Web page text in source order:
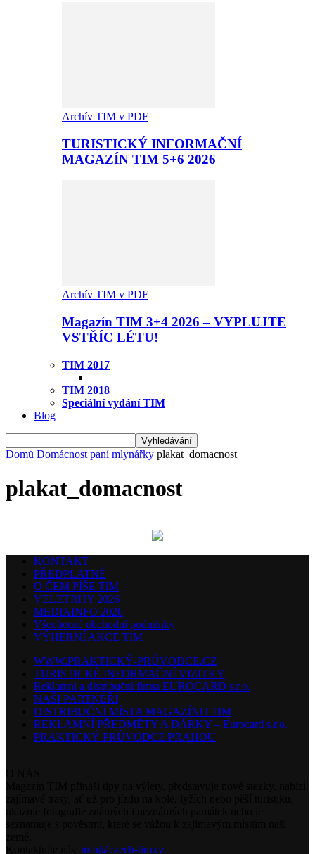
Archív TIM v PDF
TURISTICKÝ INFORMAČNÍ
MAGAZÍN TIM 5+6 2026
Archív TIM v PDF
Magazín TIM 3+4 2026 – VYPLUJTE
VSTŘÍC LÉTU!
TIM 2017
TIM 2018
Speciální vydání TIM
Blog
Domů Domácnost paní mlynářky plakat_domacnost
plakat_domacnost
KONTAKT
PŘEDPLATNÉ
O ČEM PÍŠE TIM
VELETRHY 2026
MEDIAINFO 2026
Všeobecné obchodní podmínky
VÝHERNÍ AKCE TIM
WWW.PRAKTICKÝ-PRŮVODCE.CZ
TURISTICKÉ INFORMAČNÍ VIZITKY
Reklamní a distribuční firma EUROCARD s.r.o.
NAŠI PARTNEŘI
DISTRIBUČNÍ MÍSTA MAGAZÍNU TIM
REKLAMNÍ PŘEDMĚTY A DÁRKY – Eurocard s.r.o.
PRAKTICKÝ PRŮVODCE PRAHOU
info@czech-tim.cz